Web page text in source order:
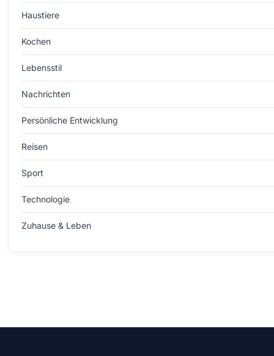
Haustiere
Kochen
Lebensstil
Nachrichten
Persönliche Entwicklung
Reisen
Sport
Technologie
Zuhause & Leben